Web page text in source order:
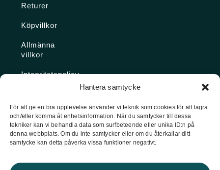
Hantera samtycke
För att ge en bra upplevelse använder vi teknik som cookies för att lagra
och/eller komma åt enhetsinformation. När du samtycker till dessa
tekniker kan vi behandla data som surfbeteende eller unika ID:n på
denna webbplats. Om du inte samtycker eller om du återkallar ditt
samtycke kan detta påverka vissa funktioner negativt.
Returer
Köpvillkor
Allmänna
villkor
Integritetspolicy
Konto
Glömt